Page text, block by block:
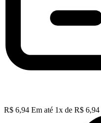
R$ 6,94 Em até 1x de R$ 6,94